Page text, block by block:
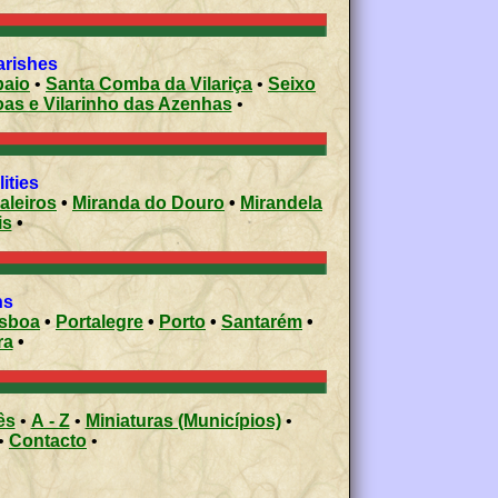
• Santa Comba da Vilariça • Seixo
e Vilarinho das Azenhas•
• Miranda do Douro• Mirandela
•
• Portalegre • Porto • Santarém •
•
• A - Z• Miniaturas (Municípios)•
Contacto •